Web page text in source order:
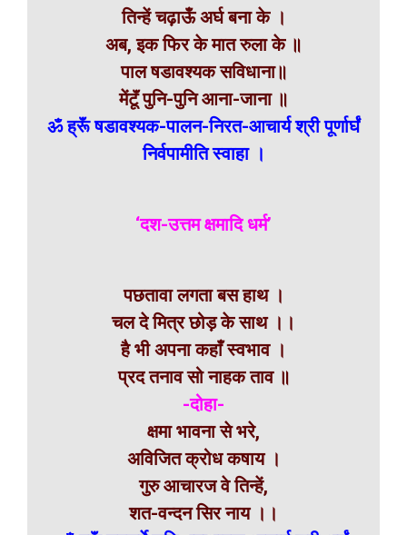
तिन्हें चढ़ाऊँ अर्घ बना के ।
अब, इक फिर के मात रुला के ॥
पाल षडावश्यक सविधाना॥
मेंटूॅं पुनि-पुनि आना-जाना ॥
ॐ ह्रूॅं षडावश्यक-पालन-निरत-आचार्य श्री पूर्णार्घं
निर्वपामीति स्वाहा ।
‘दश-उत्तम क्षमादि धर्म’
पछतावा लगता बस हाथ ।
चल दे मित्र छोड़ के साथ ।।
है भी अपना कहाँ स्वभाव ।
प्रद तनाव सो नाहक ताव ॥
-दोहा-
क्षमा भावना से भरे,
अविजित क्रोध कषाय ।
गुरु आचारज वे तिन्हें,
शत-वन्दन सिर नाय ।।